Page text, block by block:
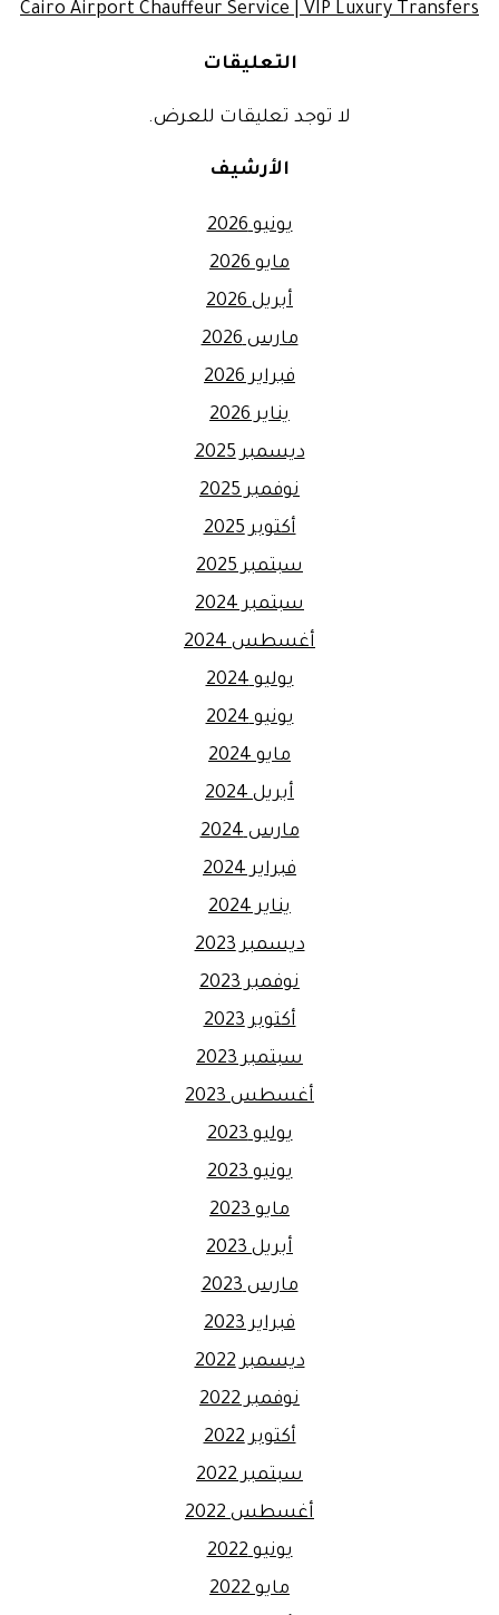
Cairo Airport Chauffeur Service | VIP Luxury Transfers
التعليقات
لا توجد تعليقات للعرض.
الأرشيف
يونيو 2026
مايو 2026
أبريل 2026
مارس 2026
فبراير 2026
يناير 2026
ديسمبر 2025
نوفمبر 2025
أكتوبر 2025
سبتمبر 2025
سبتمبر 2024
أغسطس 2024
يوليو 2024
يونيو 2024
مايو 2024
أبريل 2024
مارس 2024
فبراير 2024
يناير 2024
ديسمبر 2023
نوفمبر 2023
أكتوبر 2023
سبتمبر 2023
أغسطس 2023
يوليو 2023
يونيو 2023
مايو 2023
أبريل 2023
مارس 2023
فبراير 2023
ديسمبر 2022
نوفمبر 2022
أكتوبر 2022
سبتمبر 2022
أغسطس 2022
يونيو 2022
مايو 2022